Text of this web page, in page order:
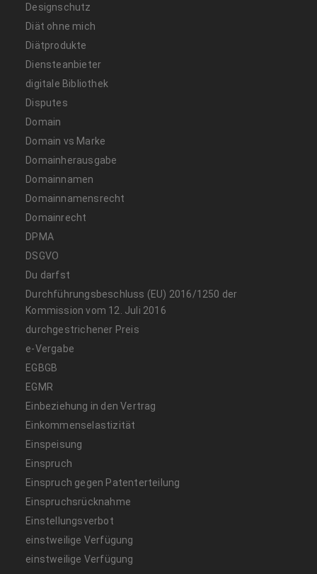
Designschutz
Diät ohne mich
Diätprodukte
Diensteanbieter
digitale Bibliothek
Disputes
Domain
Domain vs Marke
Domainherausgabe
Domainnamen
Domainnamensrecht
Domainrecht
DPMA
DSGVO
Du darfst
Durchführungsbeschluss (EU) 2016/1250 der
Kommission vom 12. Juli 2016
durchgestrichener Preis
e-Vergabe
EGBGB
EGMR
Einbeziehung in den Vertrag
Einkommenselastizität
Einspeisung
Einspruch
Einspruch gegen Patenterteilung
Einspruchsrücknahme
Einstellungsverbot
einstweilige Verfügung
einstweilige Verfügung